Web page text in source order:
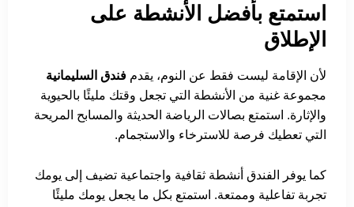
استمتع بأفضل الأنشطة على
الإطلاق
لأن الإقامة ليست فقط عن النوم، يقدم فندق السليمانية
مجموعة غنية من الأنشطة التي تجعل وقتك مليئًا بالحيوية
والإثارة. استمتع بصالات الرياضة الحديثة والمسابح المريحة
التي تعطيك فرصة للاسترخاء والاستجمام.
كما يوفر الفندق أنشطة ثقافية واجتماعية تضيف إلى يومك
تجربة تفاعلية وممتعة. استمتع بكل ما يجعل يومك مليئًا